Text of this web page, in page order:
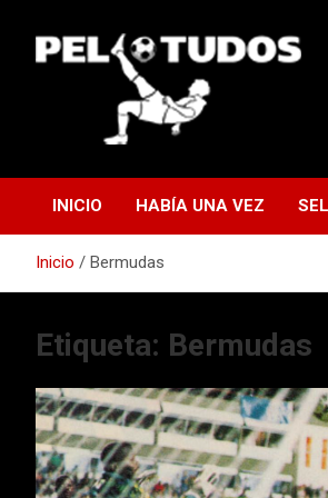
contenido
INICIO HABÍA UNA VEZ
Inicio Bermudas
Etiqueta: Bermudas